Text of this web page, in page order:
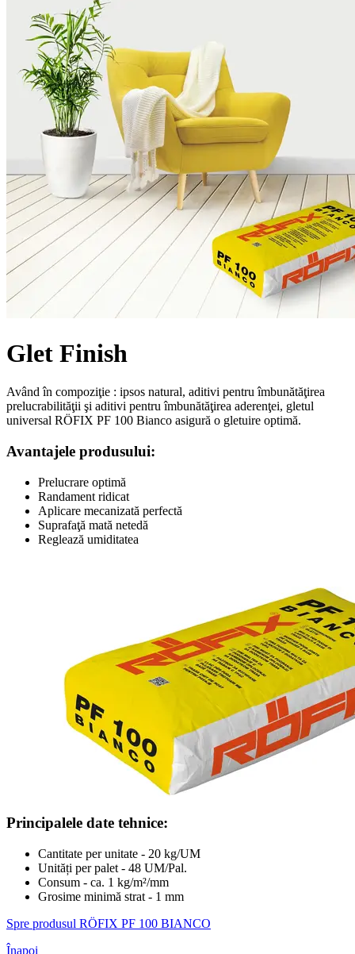
Glet Finish
Având în compoziţie : ipsos natural, aditivi pentru îmbunătăţirea
prelucrabilităţii şi aditivi pentru îmbunătăţirea aderenţei, gletul
universal RÖFIX PF 100 Bianco asigură o gletuire optimă.
Avantajele produsului:
Prelucrare optimă
Randament ridicat
Aplicare mecanizată perfectă
Suprafaţă mată netedă
Reglează umiditatea
Principalele date tehnice:
Cantitate per unitate - 20 kg/UM
Unități per palet - 48 UM/Pal.
Consum - ca. 1 kg/m²/mm
Grosime minimă strat - 1 mm
Spre produsul RÖFIX PF 100 BIANCO
Înapoi